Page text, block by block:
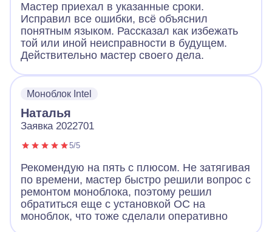
Мастер приехал в указанные сроки.
Исправил все ошибки, всё объяснил
понятным языком. Рассказал как избежать
той или иной неисправности в будущем.
Действительно мастер своего дела.
Моноблок Intel
Наталья
Заявка 2022701
5/5
Рекомендую на пять с плюсом. Не затягивая
по времени, мастер быстро решили вопрос с
ремонтом моноблока, поэтому решил
обратиться еще с установкой ОС на
моноблок, что тоже сделали оперативно